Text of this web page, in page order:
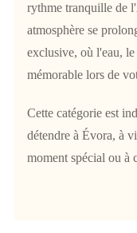
rythme tranquille de
atmosphère se
exclusive, où l'eau, le
mémorable lors de
Cette catégorie est
détendre à Évora, à
moment spécial ou à